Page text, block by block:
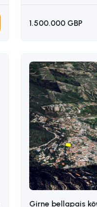
1.500.000 GBP
Girne bellapais